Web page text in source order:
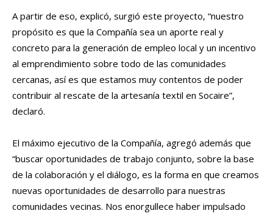
A partir de eso, explicó, surgió este proyecto, “nuestro
propósito es que la Compañía sea un aporte real y
concreto para la generación de empleo local y un incentivo
al emprendimiento sobre todo de las comunidades
cercanas, así es que estamos muy contentos de poder
contribuir al rescate de la artesanía textil en Socaire”,
declaró.
El máximo ejecutivo de la Compañía, agregó además que
“buscar oportunidades de trabajo conjunto, sobre la base
de la colaboración y el diálogo, es la forma en que creamos
nuevas oportunidades de desarrollo para nuestras
comunidades vecinas. Nos enorgullece haber impulsado